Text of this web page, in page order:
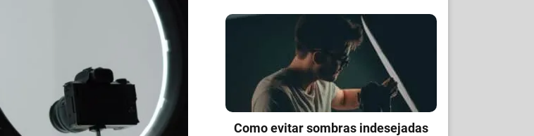
Como evitar sombras indesejadas